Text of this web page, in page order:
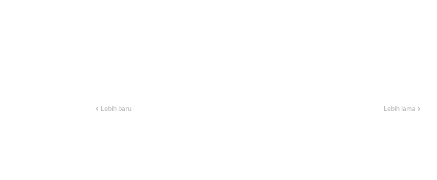
Lebih baru Lebih lama